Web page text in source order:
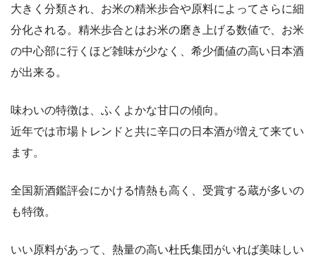
大きく分類され、お米の精米歩合や原料によってさらに細
分化される。精米歩合とはお米の磨き上げる数値で、お米
の中心部に行くほど雑味が少なく、希少価値の高い日本酒
が出来る。
味わいの特徴は、ふくよかな甘口の傾向。
近年では市場トレンドと共に辛口の日本酒が増えて来てい
ます。
全国新酒鑑評会にかける情熱も高く、受賞する蔵が多いの
も特徴。
いい原料があって、熱量の高い杜氏集団がいれば美味しい